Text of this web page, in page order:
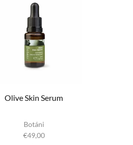
Serum
Verstevigend
Serum
aantal
Olive Skin Serum
Botáni
€49,00